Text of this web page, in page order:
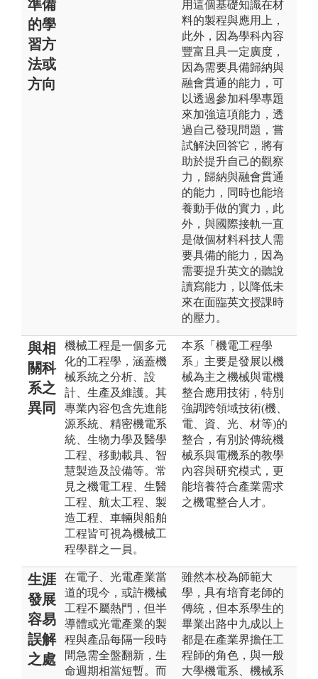
準備
的學
習方
法或
方向
用這個基礎知識在材
料的製程與應用上，
此外，因為學科內容
豐富且具一定廣度，
因為需要具備歸納與
融會貫通的能力，可
以透過參加科學專題
來加強這項能力，透
過自己發現問題，嘗
試解決回答它，將有
助於提升自己的觀察
力，歸納與融會貫通
的能力，同時也能培
養動手做的實力，此
外，與國際接軌一直
是做個材料科技人需
要具備的能力，因為
需要提升英文的聽說
讀寫能力，以降低未
來在面臨英文授課時
的壓力。
與相
關科
系之
異同
機械工程是一個多元
化的工程學，涵蓋機
械系統之分析、設
計、生產及維護。其
專業內容包含先進能
源系統、精密機電系
統、生物力學及醫學
工程、移動載具、智
慧製造及設備等。常
見之機電工程、生醫
工程、航太工程、製
造工程、車輛與船舶
工程皆可視為機械工
程學群之一員。
本系「機電工程學
系」主要是發展以機
械為主之機械與電機
整合應用技術，特別
強調跨領域技術(機、
電、資、光、材等)的
整合，有別於傳統機
械系與電機系的教學
內容與研究模式，更
能培養符合產業需求
之機電整合人才。
生涯
發展
容易
誤解
之處
在電子、光電產業當
道的現今，或許機械
工程不屬熱門，但半
導體或光電產業的製
程與產品每隔一段時
間急需全盤翻新，生
命週期相當短暫。而
雖然本校為師範大
學，具有培育老師的
傳統，但本系學生的
畢業出路中九成以上
都是在產業界擔任工
程師的角色，與一般
大學機電系、機械系